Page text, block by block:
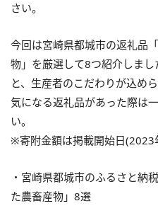
さい。
今回は宮崎県都城市の返礼品
物」を厳選して8つ紹介しま
と、生産者のこだわりが込め
気になる返礼品があった際は
い。
※寄附金額は掲載開始日(2023
・宮崎県都城市のふるさと納
た農畜産物」8選